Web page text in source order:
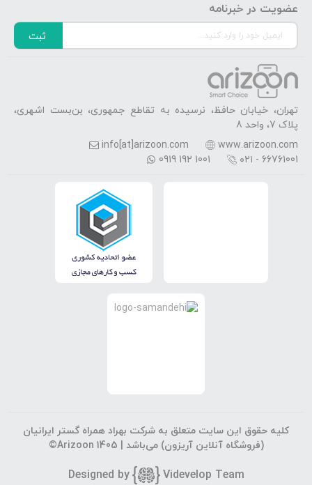
عضویت در خبرنامه
ثبت
تهران، خیابان حافظ، نرسیده به تقاطع جمهوری، بن‌بست اشهری،
پلاک 7، واحد 8
www.arizoon.com
info[at]arizoon.com
۰۲۱ - 66761001
0919 192 1001
کلیه حقوق این سایت متعلق به شرکت بهراد همراه گستر ایرانیان
(فروشگاه آنلاین آریزون) می‌باشد | ©Arizoon 1405
Designed by Videvelop Team